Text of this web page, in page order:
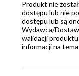
Produkt nie
dostępu lub nie
dostępu lub są
Wydawca/
walidacji
informacji na